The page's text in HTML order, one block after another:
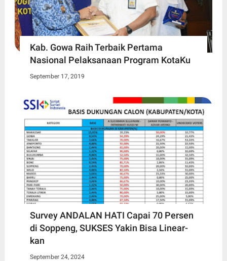
Kab. Gowa Raih Terbaik Pertama
Nasional Pelaksanaan Program KotaKu
September 17, 2019
Survey ANDALAN HATI Capai 70 Persen
di Soppeng, SUKSES Yakin Bisa Linear-
kan
September 24, 2024